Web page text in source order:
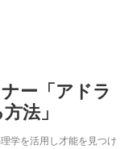
ー「アドラ
法」
学を活用し才能を見つけ